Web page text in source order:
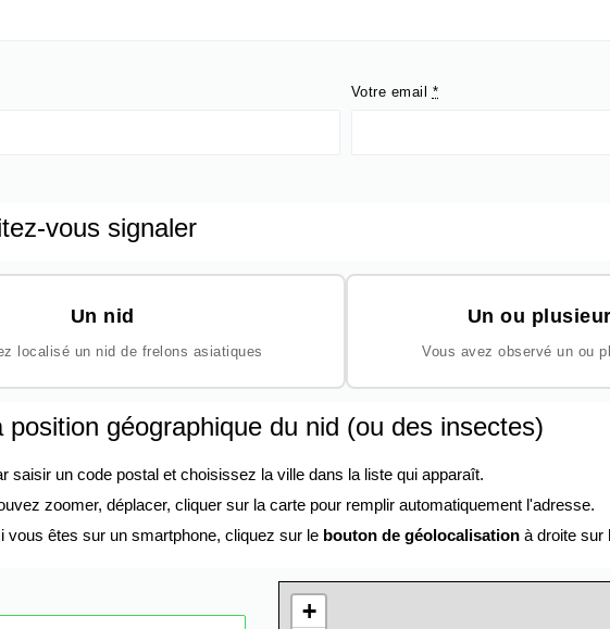
Votre email *
vous signaler
Un nid
localisé un nid de frelons asiatiques
Un ou
Vous avez observé un ou
position géographique du nid (ou des insectes)
saisir un code postal et choisissez la ville dans la liste qui apparaît.
zoomer, déplacer, cliquer sur la carte pour remplir automatiquement l'adresse.
vous êtes sur un smartphone, cliquez sur le bouton de géolocalisation à droite sur
+